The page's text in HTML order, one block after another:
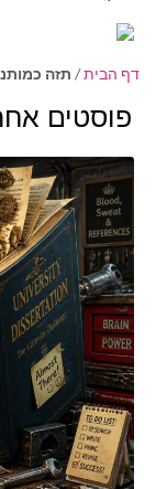
דף הבית/ תזה
פוסטים